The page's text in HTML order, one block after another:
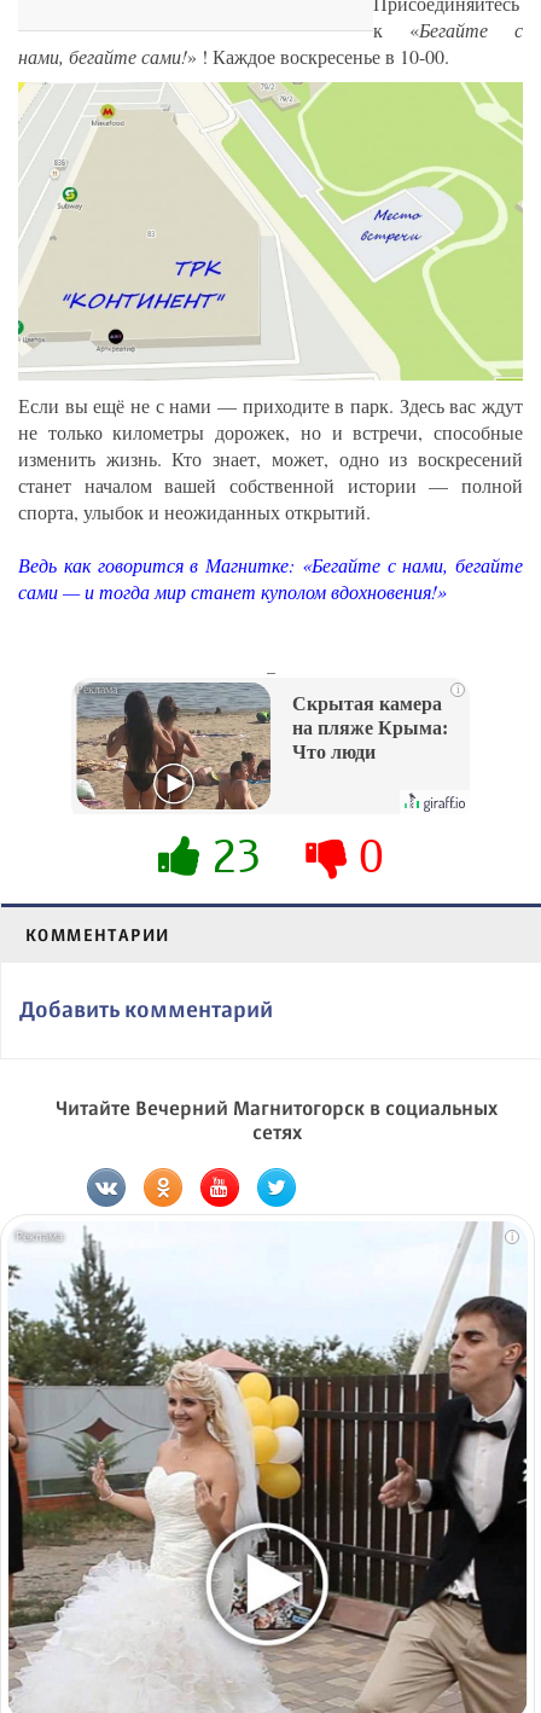
к «Бегайте с
нами, бегайте сами!» ! Каждое воскресенье в 10-00.
Если вы ещё не с нами — приходите в парк. Здесь вас ждут
не только километры дорожек, но и встречи, способные
изменить жизнь. Кто знает, может, одно из воскресений
станет началом вашей собственной истории — полной
спорта, улыбок и неожиданных открытий.
Ведь как говорится в Магнитке: «Бегайте с нами, бегайте
сами — и тогда мир станет куполом вдохновения!»
i
Скрытая камера
на пляже Крыма:
Что люди
их не видят...
23 0
КОММЕНТАРИИ
Добавить комментарий
Читайте Вечерний Магнитогорск в социальных
сетях
i